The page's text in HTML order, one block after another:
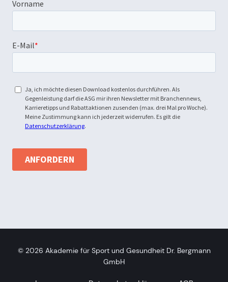
© 2026 Akademie für Sport und Gesundheit Dr. Bergmann
GmbH